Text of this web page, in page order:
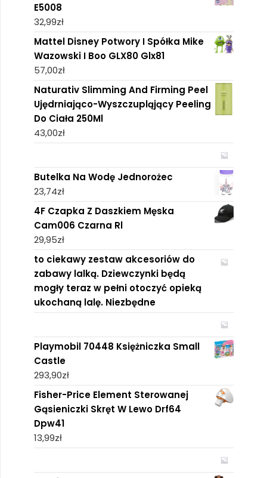
E5008
32,99zł
Mattel Disney Potwory I Spółka Mike
Wazowski I Boo GLX80 Glx81
57,00zł
Naturativ Slimming And Firming Peel
Ujędrniająco-Wyszczupląjący Peeling
Do Ciała 250Ml
43,00zł
Butelka Na Wodę Jednorożec
23,74zł
4F Czapka Z Daszkiem Męska
Cam006 Czarna Rl
29,95zł
to ciekawy zestaw akcesoriów do
zabawy lalką. Dziewczynki będą
mogły teraz w pełni otoczyć opieką
ukochaną lalę. Niezbędne
Playmobil 70448 Księżniczka Small
Castle
293,90zł
Fisher-Price Element Sterowanej
Gąsieniczki Skręt W Lewo Drf64
Dpw41
13,99zł